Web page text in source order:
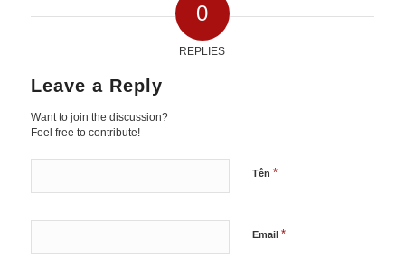
0
REPLIES
Leave a Reply
Want to join the discussion?
Feel free to contribute!
Tên *
Email *